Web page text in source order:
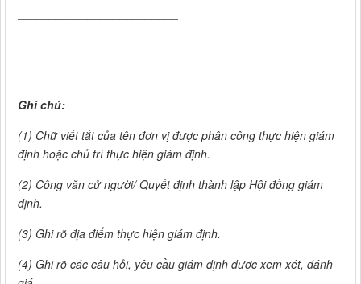
Ghi chú:
(1) Chữ viết tắt của tên đơn vị được phân công thực hiện giám
định hoặc chủ trì thực hiện giám định.
(2) Công văn cử người/ Quyết định thành lập Hội đồng giám
định.
(3) Ghi rõ địa điểm thực hiện giám định.
(4) Ghi rõ các câu hỏi, yêu cầu giám định được xem xét, đánh